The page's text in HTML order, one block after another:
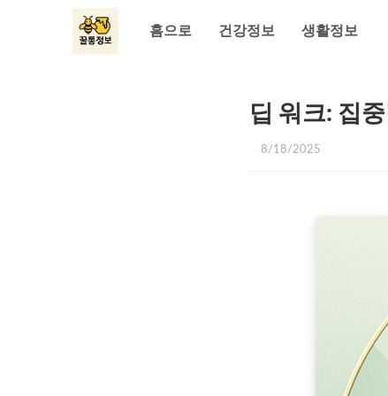
홈으로 건강정보 생활정보
딥 워크: 집
8/18/2025